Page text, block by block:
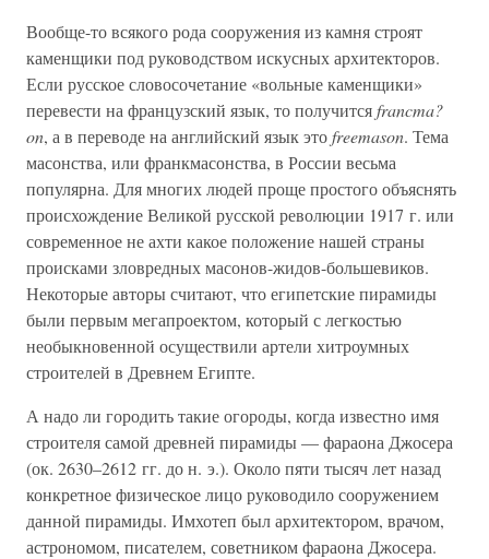
Вообще-то всякого рода сооружения из камня строят
каменщики под руководством искусных архитекторов.
Если русское словосочетание «вольные каменщики»
перевести на французский язык, то получитсяfrancma?
on, а в переводе на английский язык этоfreemason. Тема
масонства, или франкмасонства, в России весьма
популярна. Для многих людей проще простого объяснять
происхождение Великой русской революции 1917 г. или
современное не ахти какое положение нашей страны
происками зловредных масонов-жидов-большевиков.
Некоторые авторы считают, что египетские пирамиды
были первым мегапроектом, который с легкостью
необыкновенной осуществили артели хитроумных
строителей в Древнем Египте.
А надо ли городить такие огороды, когда известно имя
строителя самой древней пирамиды — фараона Джосера
(ок. 2630–2612 гг. до н. э.). Около пяти тысяч лет назад
конкретное физическое лицо руководило сооружением
данной пирамиды. Имхотеп был архитектором, врачом,
астрономом, писателем, советником фараона Джосера.